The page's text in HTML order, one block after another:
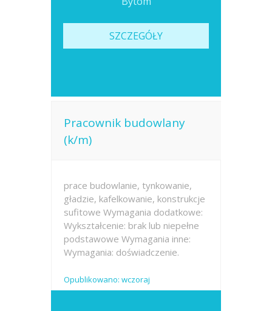
SZCZEGÓŁY
Pracownik budowlany
(k/m)
prace budowlanie, tynkowanie,
gładzie, kafelkowanie, konstrukcje
sufitowe Wymagania dodatkowe:
Wykształcenie: brak lub niepełne
podstawowe Wymagania inne:
Wymagania: doświadczenie.
Opublikowano: wczoraj